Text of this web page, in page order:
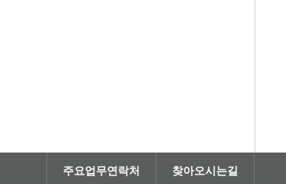
주요업무연락처 찾아오시는길